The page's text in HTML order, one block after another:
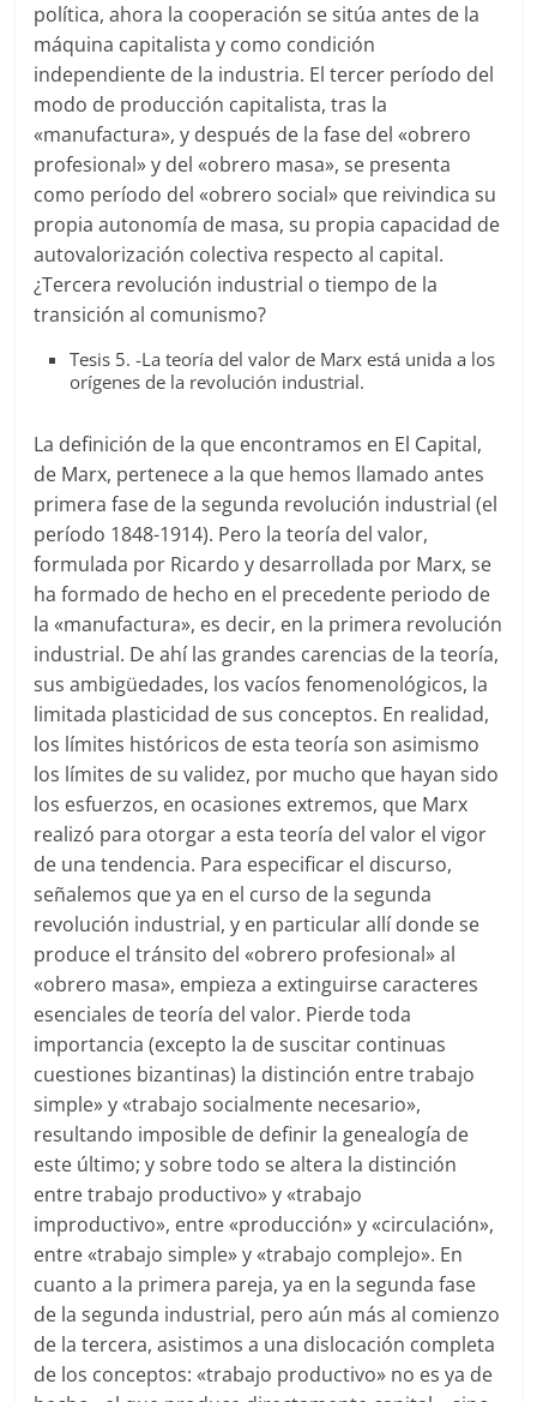
política, ahora la cooperación se sitúa antes de la
máquina capitalista y como condición
independiente de la industria. El tercer período del
modo de producción capitalista, tras la
«manufactura», y después de la fase del «obrero
profesional» y del «obrero masa», se presenta
como período del «obrero social» que reivindica su
propia autonomía de masa, su propia capacidad de
autovalorización colectiva respecto al capital.
¿Tercera revolución industrial o tiempo de la
transición al comunismo?
Tesis 5. -La teoría del valor de Marx está unida a los
orígenes de la revolución industrial.
La definición de la que encontramos en El Capital,
de Marx, pertenece a la que hemos llamado antes
primera fase de la segunda revolución industrial (el
período 1848-1914). Pero la teoría del valor,
formulada por Ricardo y desarrollada por Marx, se
ha formado de hecho en el precedente periodo de
la «manufactura», es decir, en la primera revolución
industrial. De ahí las grandes carencias de la teoría,
sus ambigüedades, los vacíos fenomenológicos, la
limitada plasticidad de sus conceptos. En realidad,
los límites históricos de esta teoría son asimismo
los límites de su validez, por mucho que hayan sido
los esfuerzos, en ocasiones extremos, que Marx
realizó para otorgar a esta teoría del valor el vigor
de una tendencia. Para especificar el discurso,
señalemos que ya en el curso de la segunda
revolución industrial, y en particular allí donde se
produce el tránsito del «obrero profesional» al
«obrero masa», empieza a extinguirse caracteres
esenciales de teoría del valor. Pierde toda
importancia (excepto la de suscitar continuas
cuestiones bizantinas) la distinción entre trabajo
simple» y «trabajo socialmente necesario»,
resultando imposible de definir la genealogía de
este último; y sobre todo se altera la distinción
entre trabajo productivo» y «trabajo
improductivo», entre «producción» y «circulación»,
entre «trabajo simple» y «trabajo complejo». En
cuanto a la primera pareja, ya en la segunda fase
de la segunda industrial, pero aún más al comienzo
de la tercera, asistimos a una dislocación completa
de los conceptos: «trabajo productivo» no es ya de